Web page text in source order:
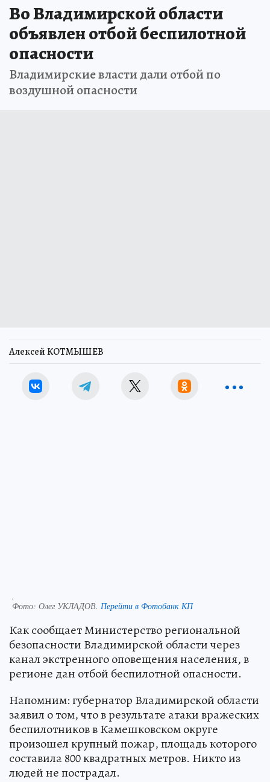
Во Владимирской области
объявлен отбой беспилотной
опасности
Владимирские власти дали отбой по
воздушной опасности
Алексей КОТМЫШЕВ
.
Фото: Олег УКЛАДОВ. Перейти в Фотобанк КП
Как сообщает Министерство региональной
безопасности Владимирской области через
канал экстренного оповещения населения, в
регионе дан отбой беспилотной опасности.
Напомним: губернатор Владимирской области
заявил о том, что в результате атаки вражеских
беспилотников в Камешковском округе
произошел крупный пожар, площадь которого
составила 800 квадратных метров. Никто из
людей не пострадал.